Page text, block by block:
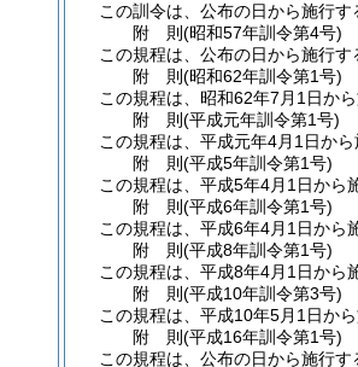
この訓令は、公布の日から施行す
附 則(昭和57年訓令第4号)
この規程は、公布の日から施行す
附 則(昭和62年訓令第1号)
この規程は、昭和62年7月1日から
附 則(平成元年訓令第1号)
この規程は、平成元年4月1日から
附 則(平成5年訓令第1号)
この規程は、平成5年4月1日から
附 則(平成6年訓令第1号)
この規程は、平成6年4月1日から
附 則(平成8年訓令第1号)
この規程は、平成8年4月1日から
附 則(平成10年訓令第3号)
この規程は、平成10年5月1日から
附 則(平成16年訓令第1号)
この規程は、公布の日から施行す